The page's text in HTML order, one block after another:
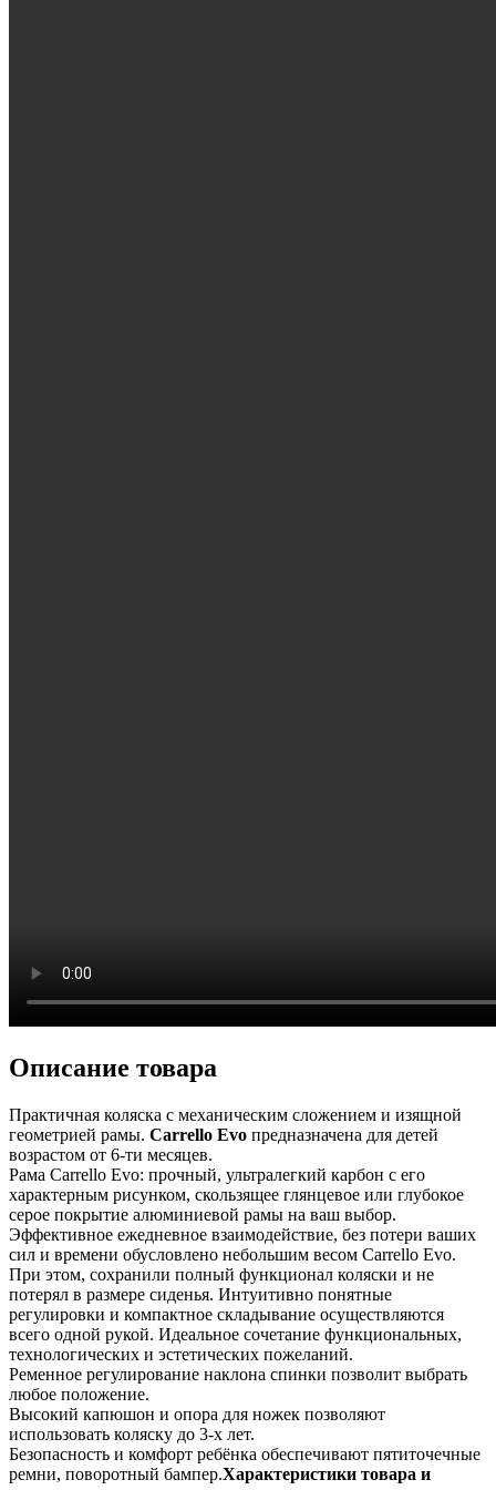
Описание товара
Практичная коляска с механическим сложением и изящной
геометрией рамы. Carrello Evo предназначена для детей
возрастом от 6-ти месяцев.
Рама Carrello Evo: прочный, ультралегкий карбон с его
характерным рисунком, скользящее глянцевое или глубокое
серое покрытие алюминиевой рамы на ваш выбор.
Эффективное ежедневное взаимодействие, без потери ваших
сил и времени обусловлено небольшим весом Carrello Evo.
При этом, сохранили полный функционал коляски и не
потерял в размере сиденья. Интуитивно понятные
регулировки и компактное складывание осуществляются
всего одной рукой. Идеальное сочетание функциональных,
технологических и эстетических пожеланий.
Ременное регулирование наклона спинки позволит выбрать
любое положение.
Высокий капюшон и опора для ножек позволяют
использовать коляску до 3-х лет.
Безопасность и комфорт ребёнка обеспечивают пятиточечные
ремни, поворотный бампер.Характеристики товара и